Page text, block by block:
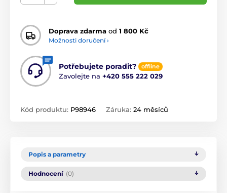
Doprava zdarma od 1 800 Kč
Možnosti doručení ›
Potřebujete poradit? offline
Zavolejte na +420 555 222 029
Kód produktu: P98946 Záruka: 24 měsíců
Popis a parametry
Hodnocení (0)